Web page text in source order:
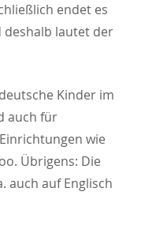
endet es
deshalb lautet der
Kinder im
auch für
wie
Übrigens: Die
auch auf Englisch